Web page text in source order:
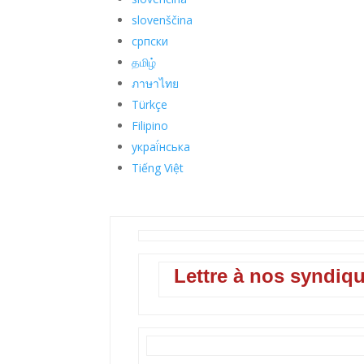
slovenščina
српски
தமிழ்
ภาษาไทย
Türkçe
Filipino
украї́нська
Tiếng Việt
Lettre à nos